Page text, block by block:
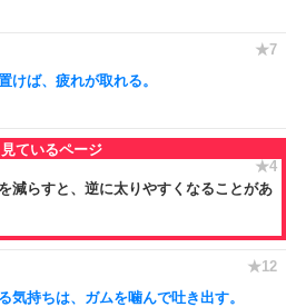
けば、疲れが取れる。
減らすと、逆に太りやすくなることがあ
気持ちは、ガムを噛んで吐き出す。